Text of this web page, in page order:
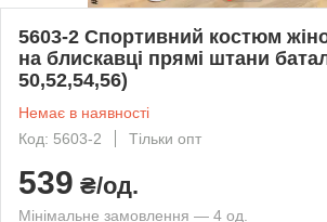
5603-2 Спортивний костюм
на блискавці прямі штани
50,52,54,56)
Немає в наявності
Код: 5603-2
Тільки опт
539 ₴/од.
Мінімальне замовлення — 4 од.